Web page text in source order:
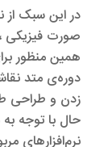
در این سبک
صورت فیزیکی
همین منظور
دوره‌ی متد
زدن و طراحی
حال با توجه به
نرم‌افزارهای